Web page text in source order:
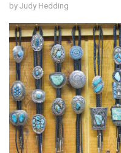
by Judy Hedding